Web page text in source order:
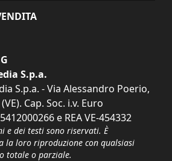
S.p.a.
S.p.a. - Via Alessandro Poerio,
Cap. Soc. i.v. Euro
e REA VE-454332
e dei testi sono riservati. È
la loro riproduzione con qualsiasi
totale o parziale.